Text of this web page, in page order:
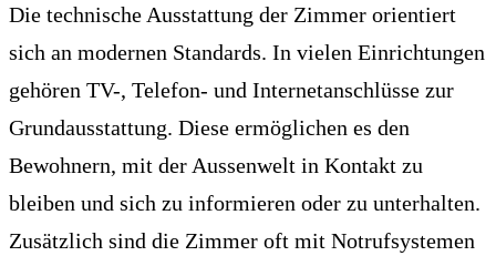
Die technische Ausstattung der Zimmer orientiert
sich an modernen Standards. In vielen Einrichtungen
gehören TV-, Telefon- und Internetanschlüsse zur
Grundausstattung. Diese ermöglichen es den
Bewohnern, mit der Aussenwelt in Kontakt zu
bleiben und sich zu informieren oder zu unterhalten.
Zusätzlich sind die Zimmer oft mit Notrufsystemen